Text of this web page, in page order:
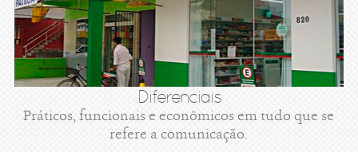
Diferenciais
Práticos, funcionais e econômicos em tudo que se
refere a comunicação.